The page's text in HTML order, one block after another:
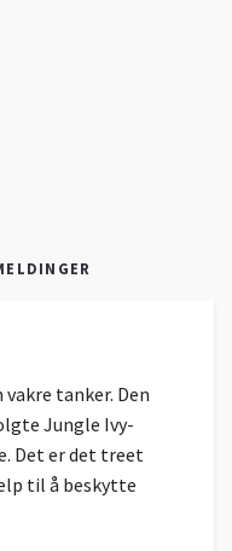
tanker. Den
Jungle Ivy-
Det er det treet
til å beskytte